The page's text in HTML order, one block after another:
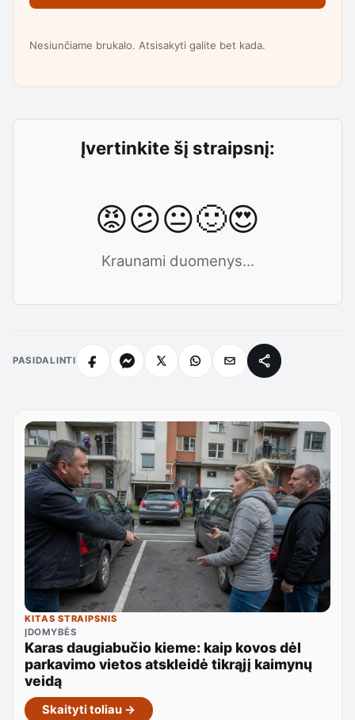
Nesiunčiame brukalo. Atsisakyti galite bet kada.
Įvertinkite šį straipsnį:
😡😕😐🙂😍
Kraunami duomenys...
PASIDALINTI
KITAS STRAIPSNIS
ĮDOMYBĖS
Karas daugiabučio kieme: kaip kovos dėl
parkavimo vietos atskleidė tikrąjį kaimynų
veidą
Skaityti toliau →